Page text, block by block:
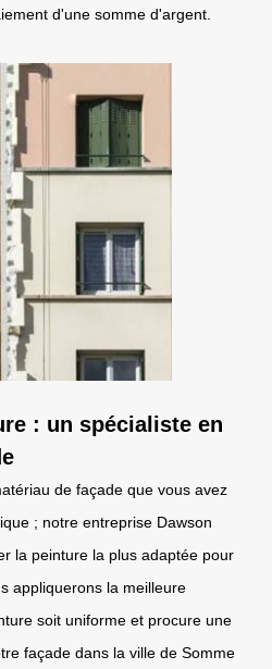
d'une somme d'argent.
: un spécialiste en
de façade que vous avez
; notre entreprise Dawson
la peinture la plus adaptée pour
appliquerons la meilleure
soit uniforme et procure une
façade dans la ville de Somme